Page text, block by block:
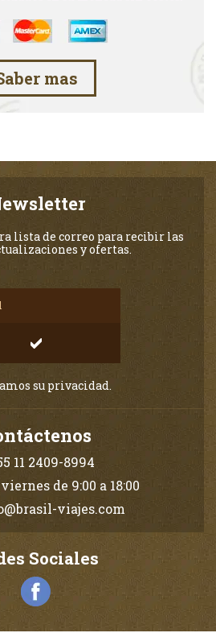
mas
lista de correo para recibir las
y ofertas.
su privacidad.
11 2409-8994
de 9:00 a 18:00
viajes.com
Sociales